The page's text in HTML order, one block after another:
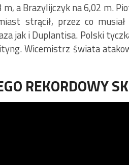
a Brazylijczyk na 6,02 m.
strącił, przez co
jak i Duplantisa. Polski
Wicemistrz świata
REKORDOWY